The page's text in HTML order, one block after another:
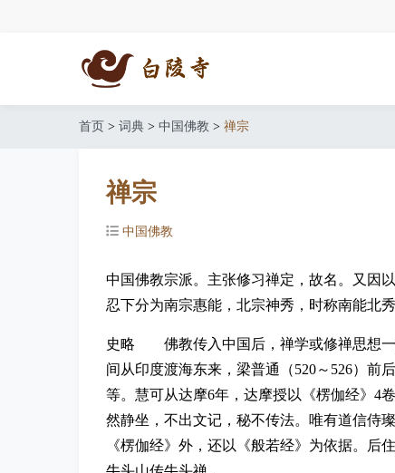
首页 > 词典 > 中国佛教 > 禅宗
禅宗
中国佛教
中国佛教宗派。主张修习禅定，故名。又因
忍下分为南宗惠能，北宗神秀，时称南能北秀
史略 佛教传入中国后，禅学或修禅思想一
间从印度渡海东来，梁普通（520～526）前
等。慧可从达摩6年，达摩授以《楞伽经》4
然静坐，不出文记，秘不传法。唯有道信侍
《楞伽经》外，还以《般若经》为依据。后